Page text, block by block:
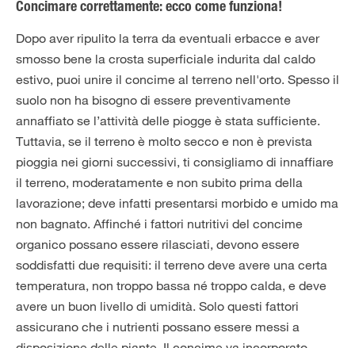
Concimare correttamente: ecco come funziona!
Dopo aver ripulito la terra da eventuali erbacce e aver
smosso bene la crosta superficiale indurita dal caldo
estivo, puoi unire il concime al terreno nell'orto. Spesso il
suolo non ha bisogno di essere preventivamente
annaffiato se l’attività delle piogge è stata sufficiente.
Tuttavia, se il terreno è molto secco e non è prevista
pioggia nei giorni successivi, ti consigliamo di innaffiare
il terreno, moderatamente e non subito prima della
lavorazione; deve infatti presentarsi morbido e umido ma
non bagnato. Affinché i fattori nutritivi del concime
organico possano essere rilasciati, devono essere
soddisfatti due requisiti: il terreno deve avere una certa
temperatura, non troppo bassa né troppo calda, e deve
avere un buon livello di umidità. Solo questi fattori
assicurano che i nutrienti possano essere messi a